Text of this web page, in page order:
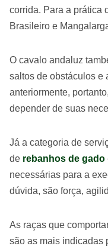
corrida. Para a prática
Brasileiro e
O cavalo andaluz
saltos de obstáculos e
anteriormente,
depender de suas
Já a categoria de
de rebanhos de gado
necessárias para a
dúvida, são força,
As raças que
são as mais indicadas